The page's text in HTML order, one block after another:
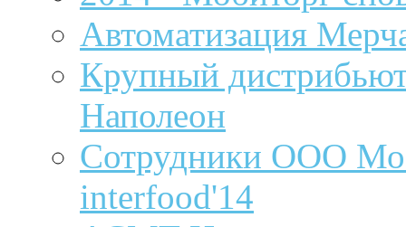
Автоматизация
Крупный
Наполеон
Сотрудники ООО
interfood'14